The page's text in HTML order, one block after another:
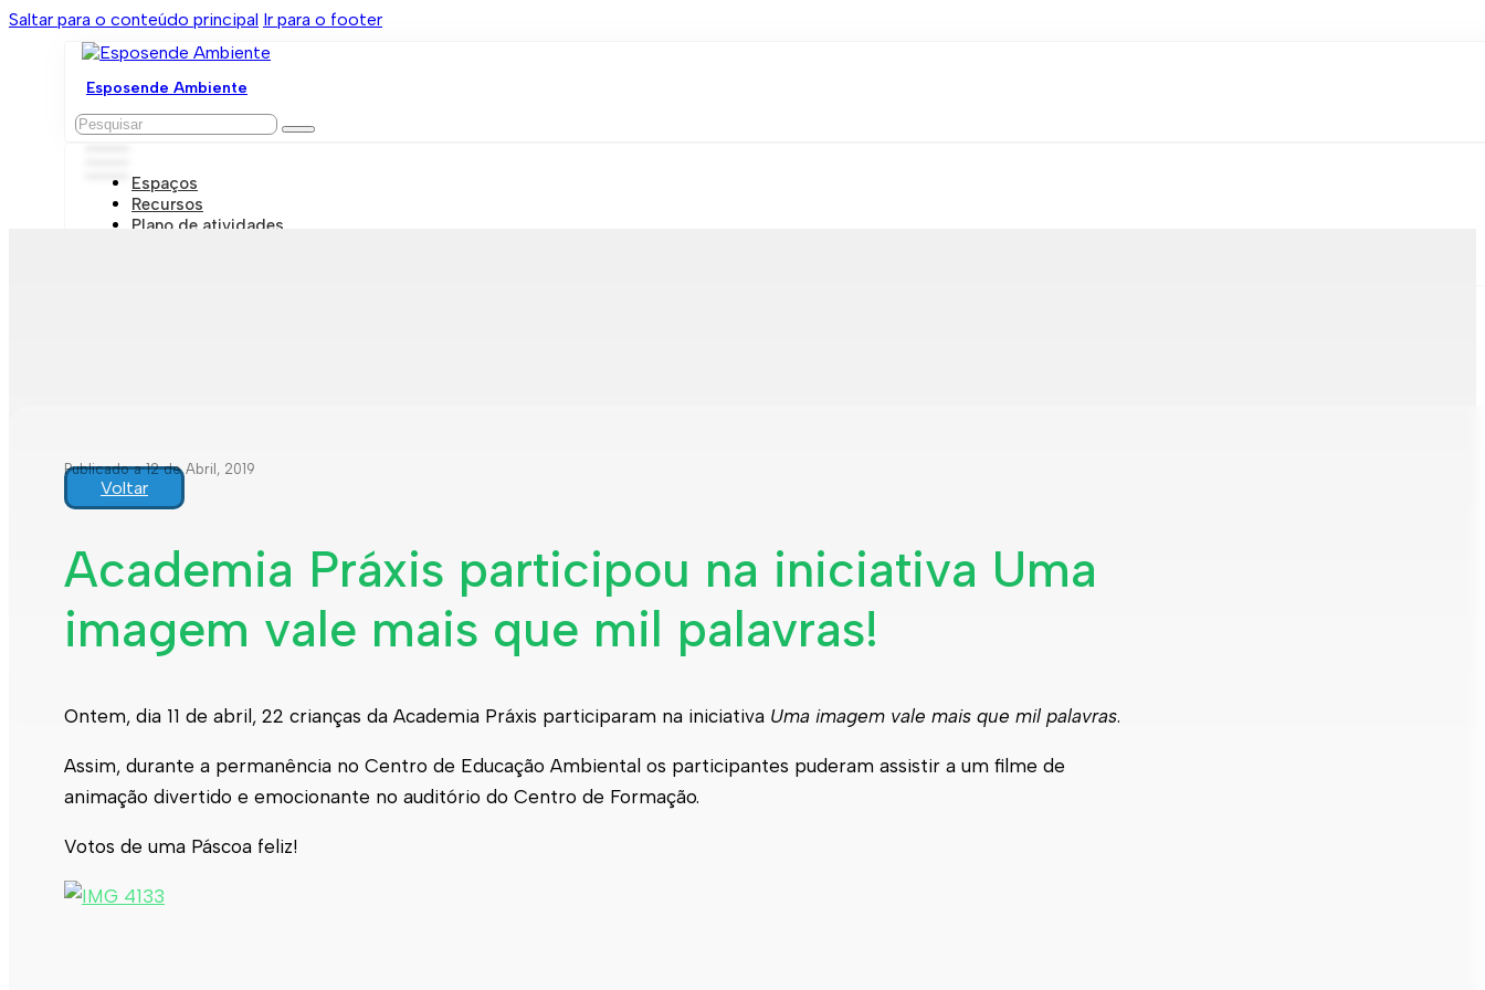
Saltar para o conteúdo principal Ir para o footer
Esposende Ambiente
Pesquisar
Espaços
Recursos
Plano de atividades
Publicado a 12 de Abril, 2019
Voltar
Academia Práxis participou na iniciativa Uma
imagem vale mais que mil palavras!
Ontem, dia 11 de abril, 22 crianças da Academia Práxis participaram na iniciativa Uma imagem vale mais que mil palavras.
Assim, durante a permanência no Centro de Educação Ambiental os participantes puderam assistir a um filme de
animação divertido e emocionante no auditório do Centro de Formação.
Votos de uma Páscoa feliz!